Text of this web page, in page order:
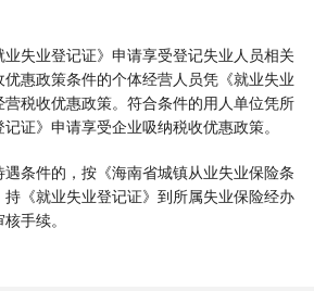
失业登记证》申请享受登记失业人员相关
惠政策条件的个体经营人员凭《就业失业
税收优惠政策。符合条件的用人单位凭所
证》申请享受企业吸纳税收优惠政策。
件的，按《海南省城镇从业失业保险条
《就业失业登记证》到所属失业保险经办
手续。